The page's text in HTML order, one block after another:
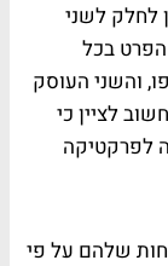
לחלק לשני
בכל
והשני העוסק
לציין כי
לפרקטיקה
שלהם על פי